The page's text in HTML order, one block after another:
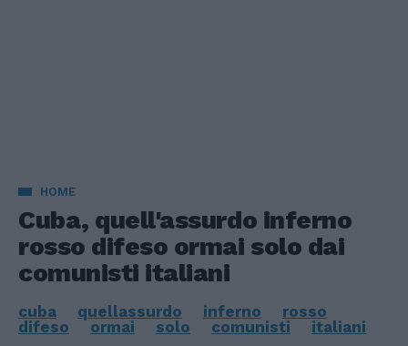
HOME
Cuba, quell'assurdo inferno
rosso difeso ormai solo dai
comunisti italiani
cuba quellassurdo inferno
rosso
difeso
ormai solo comunisti italiani